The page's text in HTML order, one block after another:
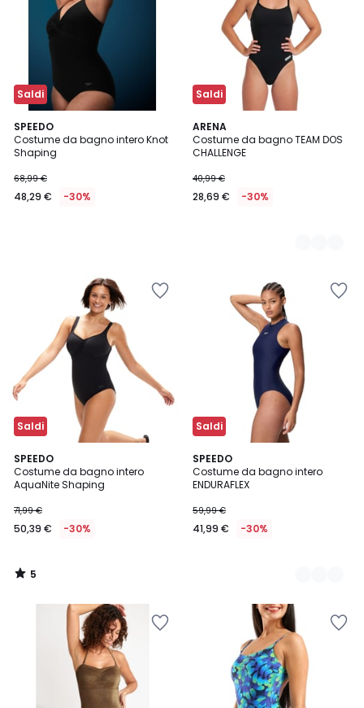
Saldi
SPEEDO
Costume da bagno intero Knot
Shaping
68,99 €
48,29 € -30%
Saldi
ARENA
Costume da bagno TEAM DOS
CHALLENGE
40,99 €
28,69 € -30%
3
Colori
Saldi
SPEEDO
Costume da bagno intero
AquaNite Shaping
71,99 €
50,39 € -30%
5
/
5
5
/
Saldi
SPEEDO
Costume da bagno intero
ENDURAFLEX
59,99 €
41,99 € -30%
2
Colori